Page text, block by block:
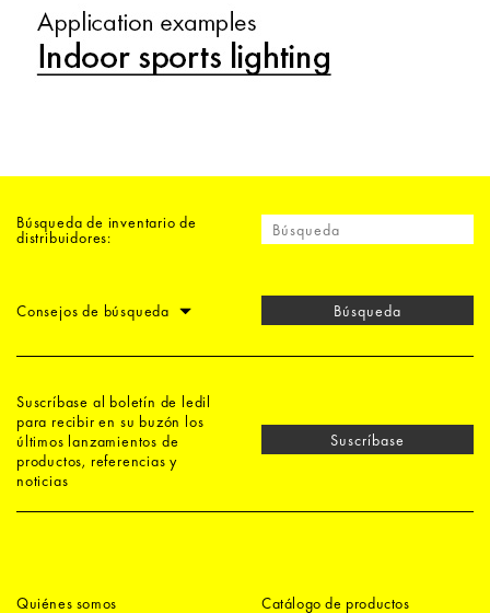
Búsqueda de inventario de
distribuidores:
Consejos de búsqueda Búsqueda
Suscríbase al boletín de ledil
para recibir en su buzón los
últimos lanzamientos de
productos, referencias y
noticias
Suscríbase
Quiénes somos
Catálogo de productos